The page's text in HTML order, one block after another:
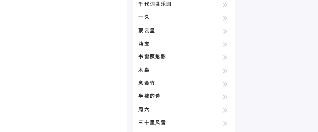
千代词曲乐园
一久
蒙云星
莉宝
书窗照魅影
木枭
念金竹
半截的诗
周六
三十里风雪